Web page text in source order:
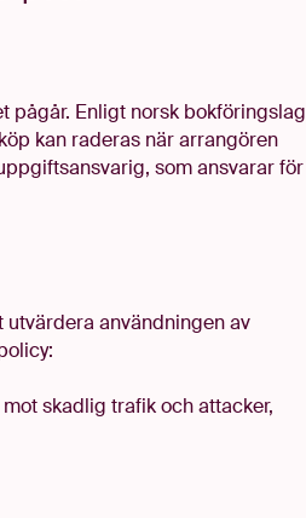
pågår. Enligt norsk bokföringslag
kan raderas när arrangören
som ansvarar för
utvärdera användningen av
skadlig trafik och attacker,